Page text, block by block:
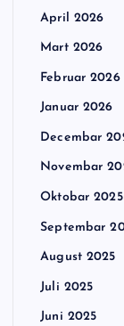
April 2026
Mart 2026
Februar 2026
Januar 2026
Decembar
Novembar
Oktobar 2025
Septembar
August 2025
Juli 2025
Juni 2025